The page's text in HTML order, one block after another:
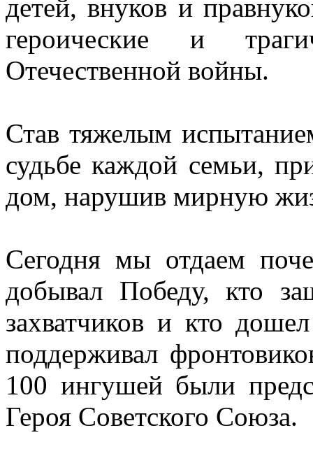
детей, внуков и
героические и
Отечественной войны.
Став тяжелым
судьбе каждой семьи,
дом, нарушив мирную
Сегодня мы отдаем
добывал Победу, кто
захватчиков и кто
поддерживал
100 ингушей были
Героя Советского Союза.